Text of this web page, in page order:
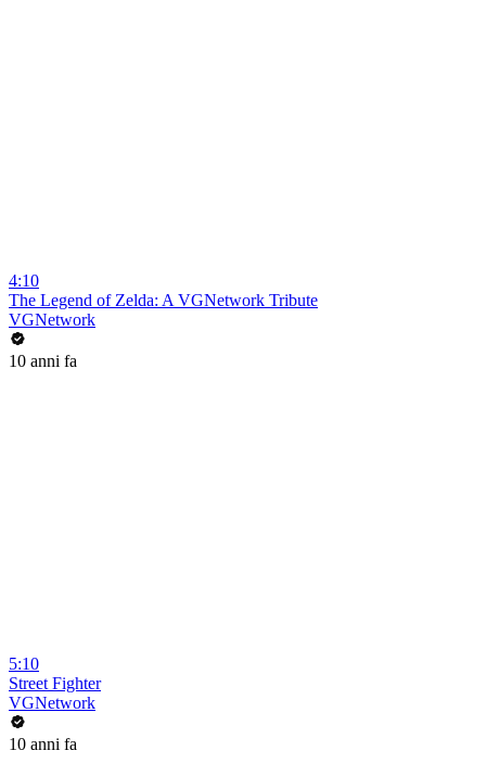
4:10
The Legend of Zelda: A VGNetwork Tribute
VGNetwork
10 anni fa
5:10
Street Fighter
VGNetwork
10 anni fa